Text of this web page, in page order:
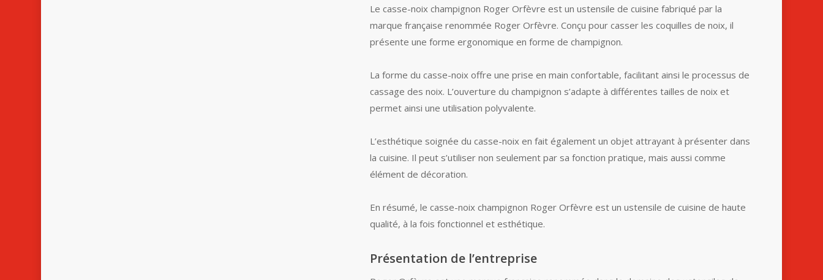
Le casse-noix champignon Roger Orfèvre est un ustensile de cuisine fabriqué par la
marque française renommée Roger Orfèvre. Conçu pour casser les coquilles de noix, il
présente une forme ergonomique en forme de champignon.
La forme du casse-noix offre une prise en main confortable, facilitant ainsi le processus de
cassage des noix. L’ouverture du champignon s’adapte à différentes tailles de noix et
permet ainsi une utilisation polyvalente.
L’esthétique soignée du casse-noix en fait également un objet attrayant à présenter dans
la cuisine. Il peut s’utiliser non seulement par sa fonction pratique, mais aussi comme
élément de décoration.
En résumé, le casse-noix champignon Roger Orfèvre est un ustensile de cuisine de haute
qualité, à la fois fonctionnel et esthétique.
Présentation de l’entreprise